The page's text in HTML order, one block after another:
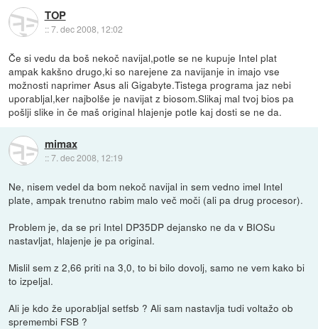
TOP
::7. dec 2008, 12:02
Če si vedu da boš nekoč navijal,potle se ne kupuje Intel plat
ampak kakšno drugo,ki so narejene za navijanje in imajo vse
možnosti naprimer Asus ali Gigabyte.Tistega programa jaz nebi
uporabljal,ker najbolše je navijat z biosom.Slikaj mal tvoj bios pa
pošlji slike in če maš original hlajenje potle kaj dosti se ne da.
mimax
::7. dec 2008, 12:19
Ne, nisem vedel da bom nekoč navijal in sem vedno imel Intel
plate, ampak trenutno rabim malo več moči (ali pa drug procesor).
Problem je, da se pri Intel DP35DP dejansko ne da v BIOSu
nastavljat, hlajenje je pa original.
Mislil sem z 2,66 priti na 3,0, to bi bilo dovolj, samo ne vem kako bi
to izpeljal.
Ali je kdo že uporabljal setfsb ? Ali sam nastavlja tudi voltažo ob
spremembi FSB ?